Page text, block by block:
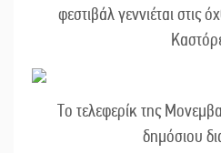
φεστιβάλ γεννιέται στις
Το τελεφερίκ της
δημόσιου